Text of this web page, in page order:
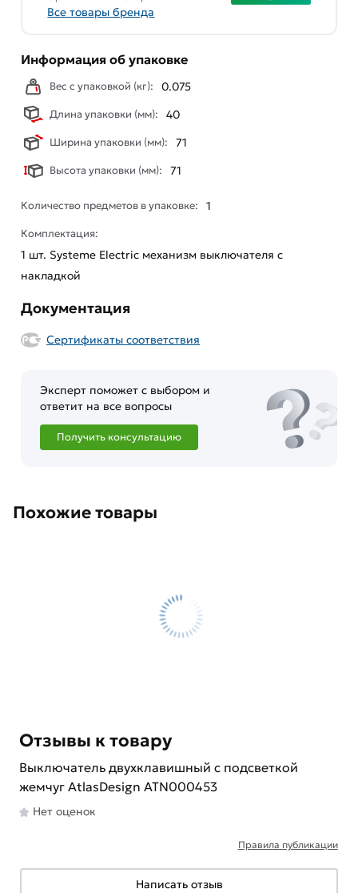
Все товары бренда
Информация об упаковке
Вес с упаковкой (кг): 0.075
Длина упаковки (мм): 40
Ширина упаковки (мм): 71
Высота упаковки (мм): 71
Количество предметов в упаковке: 1
Комплектация:
1 шт. Systeme Electric механизм выключателя с
накладкой
Документация
Сертификаты соответствия
Эксперт поможет с выбором и
ответит на все вопросы
Получить консультацию
Похожие товары
Отзывы к товару
Выключатель двухклавишный с подсветкой
жемчуг AtlasDesign ATN000453
Нет оценок
Правила публикации
Написать отзыв